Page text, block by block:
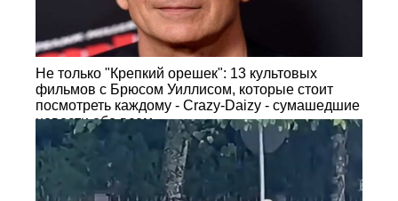
Не только "Крепкий орешек": 13 культовых
фильмов с Брюсом Уиллисом, которые стоит
посмотреть каждому - Crazy-Daizy - сумашедшие
новости обо всем